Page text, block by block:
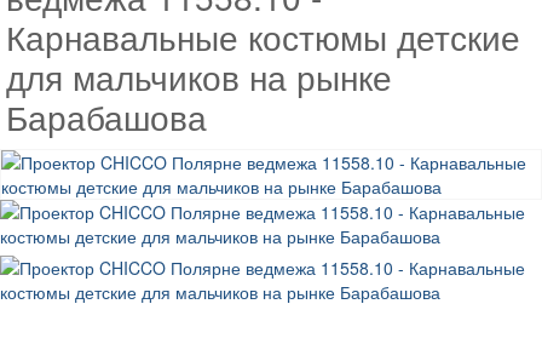
Карнавальные костюмы детские
для мальчиков на рынке
Барабашова